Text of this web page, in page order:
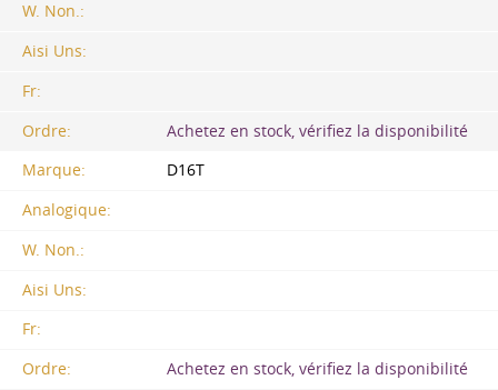
W. Non.:
Aisi Uns:
Fr:
Ordre:
Achetez en stock, vérifiez la disponibilité
Marque:
D16T
Analogique:
W. Non.:
Aisi Uns:
Fr:
Ordre:
Achetez en stock, vérifiez la disponibilité